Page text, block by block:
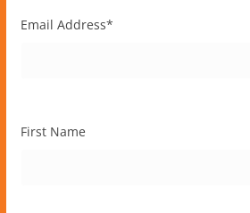
Email Address*
First Name